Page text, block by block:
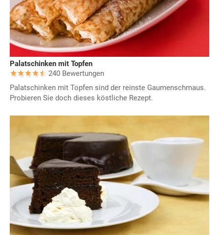
Palatschinken mit Topfen
240 Bewertungen
Palatschinken mit Topfen sind der reinste Gaumenschmaus.
Probieren Sie doch dieses köstliche Rezept.